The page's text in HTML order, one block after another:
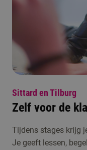
Sittard en Tilburg
Zelf voor de
Tijdens stages krijg
Je geeft lessen,